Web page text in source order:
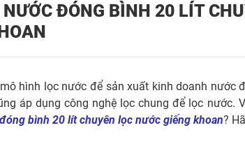
NƯỚC ĐÓNG BÌNH 20 LÍT
hình lọc nước để sản xuất kinh doanh nước
áp dụng công nghệ lọc chung để lọc nước.
bình 20 lít chuyên lọc nước giếng khoan?